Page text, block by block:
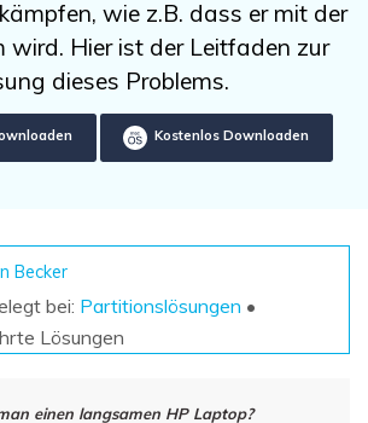
Daten vom Mac-System
Kostenlos Testen
Kostenlos Testen
ALLE FUNKTIONEN ENTDECKEN
Sign In
wie z.B. dass er mit der
wird. Hier ist der Leitfaden zur
dieses Problems.
Kostenlos Downloaden
Becker
bei: Partitionslösungen •
Lösungen
einen langsamen HP Laptop?